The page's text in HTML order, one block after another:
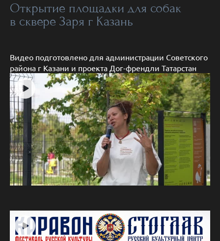
Открытие площадки для собак
в сквере Заря г Казань
Видео подготовлено для администрации Советского
района г Казани и проекта Дог-френдли Татарстан